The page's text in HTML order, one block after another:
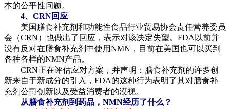
本的公平性问题。
4、CRN回应
美国膳食补充剂和功能性食品行业贸易协会责任营养委员
会（CRN）也做出了回应，表示对该决定失望。FDA以前并
没有反对在膳食补充剂中使用NMN，目前在美国也可以买到
各种各样的NMN产品。
CRN正在评估应对方案，并声明：膳食补充剂的许多创
新来自于新成分的引入，FDA的这种行为表明了其对膳食补
充剂公司创新以及受益消费者的漠视。
从膳食补充剂到药品，NMN经历了什么？